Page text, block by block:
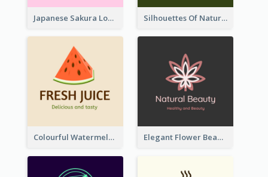
Japanese Sakura Logo In Round Shape Silhouettes Of Natural Elements Logo
Colourful Watermelon Logo Elegant Flower Beauty Logo